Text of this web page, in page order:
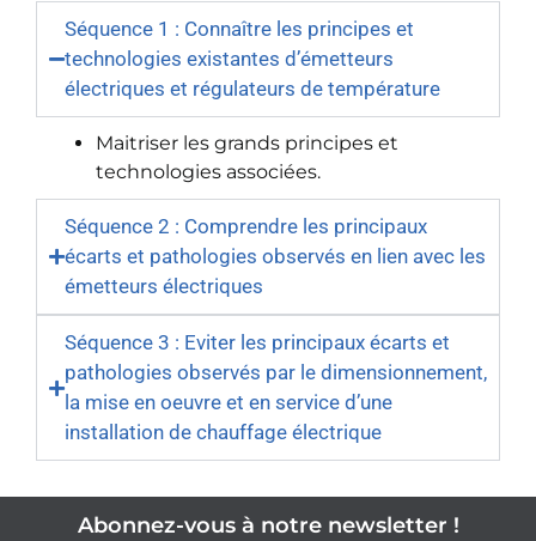
Séquence 1 : Connaître les principes et
technologies existantes d’émetteurs
électriques et régulateurs de température
Maitriser les grands principes et
technologies associées.
Séquence 2 : Comprendre les principaux
écarts et pathologies observés en lien avec les
émetteurs électriques
Séquence 3 : Eviter les principaux écarts et
pathologies observés par le dimensionnement,
la mise en oeuvre et en service d’une
installation de chauffage électrique
Abonnez-vous à notre newsletter !